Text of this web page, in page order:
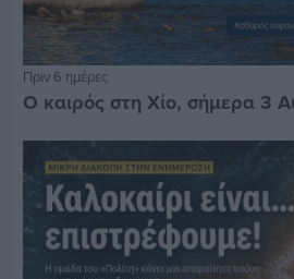
Πριν 6 ημέρες
Ο καιρός στη Χίο, σήμερα 3